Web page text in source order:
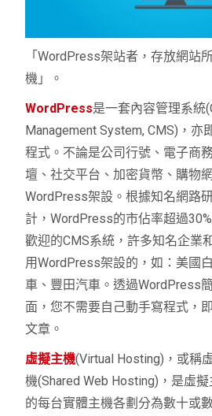
「WordPress架站者，存放網站
機」。
WordPress是一套內容管理系統
Management System, CMS)，亦
程式。不論是公司行號、電子商
壇、社交平台、加密貨幣、購物
WordPress架設。根據知名網路
計，WordPress的市佔率超過
歡迎的CMS系統，許多知名企業
用WordPress架設的，如：美國
車、豐田汽車。透過WordPress
面，您不需要自己動手寫程式，
文章。
虛擬主機(Virtual Hosting)，或稱
機(Shared Web Hosting)，是虛
的每台實體主機各劃分為數十或